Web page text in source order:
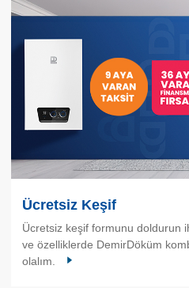
Ücretsiz Keşif
Ücretsiz keşif formunu doldurun
ve özelliklerde DemirDöküm
olalım.